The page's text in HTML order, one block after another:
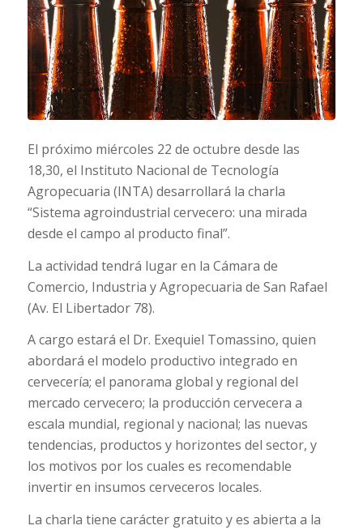
El próximo miércoles 22 de octubre desde las
18,30, el Instituto Nacional de Tecnología
Agropecuaria (INTA) desarrollará la charla
“Sistema agroindustrial cervecero: una mirada
desde el campo al producto final”.
La actividad tendrá lugar en la Cámara de
Comercio, Industria y Agropecuaria de San Rafael
(Av. El Libertador 78).
A cargo estará el Dr. Exequiel Tomassino, quien
abordará el modelo productivo integrado en
cervecería; el panorama global y regional del
mercado cervecero; la producción cervecera a
escala mundial, regional y nacional; las nuevas
tendencias, productos y horizontes del sector, y
los motivos por los cuales es recomendable
invertir en insumos cerveceros locales.
La charla tiene carácter gratuito y es abierta a la